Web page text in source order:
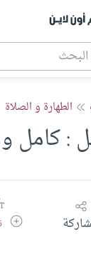
أون لاين
الطهارة و الصلاة
:
زيادة